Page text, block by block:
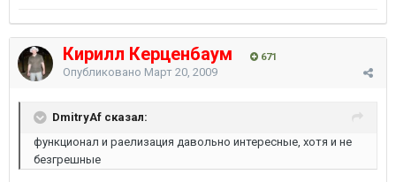
Кирилл Керценбаум 671
Опубликовано Март 20, 2009
DmitryAf сказал:
функционал и раелизация давольно интересные, хотя и не
безгрешные